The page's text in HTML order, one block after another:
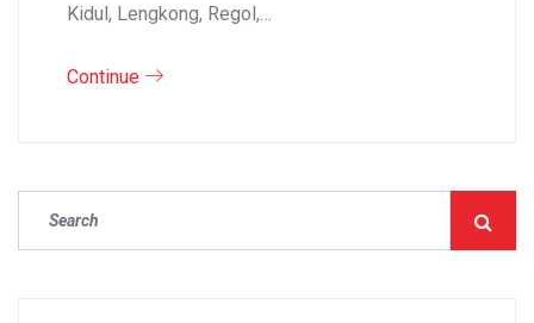
Kidul, Lengkong, Regol,…
Continue